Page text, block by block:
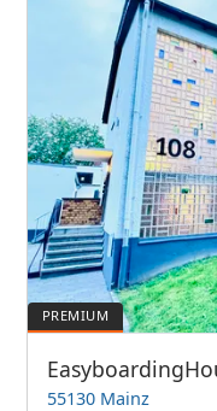
55130 Mainz